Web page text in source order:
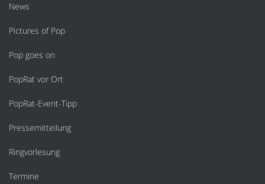
News
Pictures of Pop
Pop goes on
PopRat vor Ort
PopRat-Event-Tipp
Pressemitteilung
Ringvorlesung
Termine